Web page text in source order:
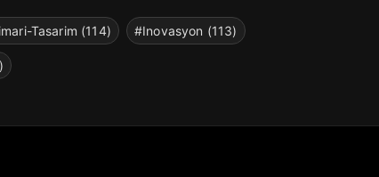
Tasarim (114) #Inovasyon (113)